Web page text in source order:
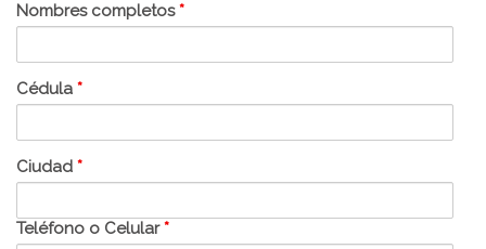
Nombres completos*
Cédula *
Ciudad *
Teléfono o Celular*